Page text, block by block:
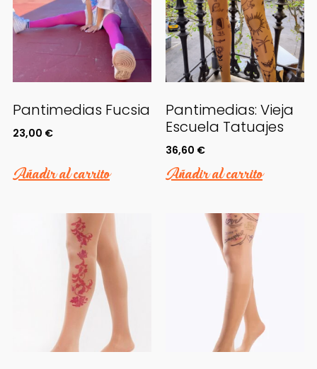
Pantimedias Fucsia
23,00 €
Añadir al carrito
Pantimedias: Vieja
Escuela Tatuajes
36,60 €
Añadir al carrito